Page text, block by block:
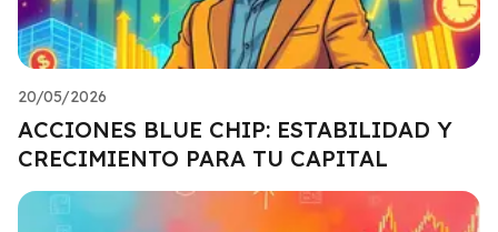
20/05/2026
ACCIONES BLUE CHIP: ESTABILIDAD Y
CRECIMIENTO PARA TU CAPITAL